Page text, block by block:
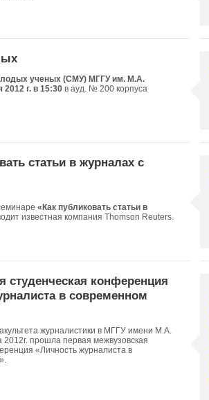
ученых (СМУ) МГГУ им. М.А.
2012 г. в 15:30 в ауд. № 200 корпуса
статьи в журналах с
«Как публиковать статьи в
известная компания Thomson Reuters.
студенческая конференция
в современном
журналистики в МГГУ имени М.А.
прошла первая межвузовская
«Личность журналиста в